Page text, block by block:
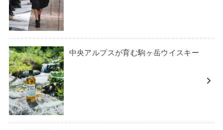
中央アルプスが育む駒ヶ岳ウイスキー